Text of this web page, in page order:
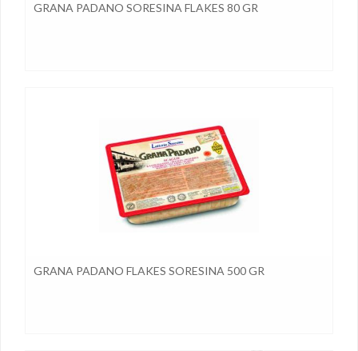
GRANA PADANO SORESINA FLAKES 80 GR
GRANA PADANO FLAKES SORESINA 500 GR